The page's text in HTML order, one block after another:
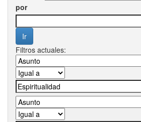
por
Filtros actuales: